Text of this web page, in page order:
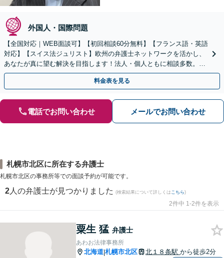
外国人・国際問題
【全国対応｜WEB面談可】【初回相談60分無料】【フランス語・英語
対応】【スイス法ジュリスト】欧州の弁護士ネットワークを活かし、
あなたが真に望む解決を目指します！法人・個人ともに相談多数。細
やかな連絡と粘り強い交渉を徹底【休日・夜間相談可】
料金表を見る
電話でお問い合わせ メールでお問い合わせ
札幌市北区に所在する弁護士
札幌市北区の事務所等での面談予約が可能です。
2 人の弁護士が見つかりました (検索結果について詳しくは こちら)
2件中 1-2件を表示
粟生 猛 弁護士
あわお法律事務所
北海道|札幌市北区 北１８条駅 から徒歩2分